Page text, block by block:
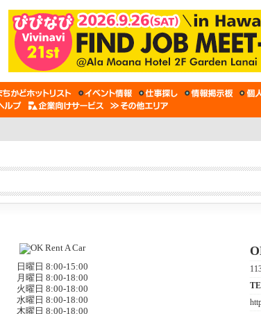
日曜日 8:00-15:00
月曜日 8:00-18:00
火曜日 8:00-18:00
水曜日 8:00-18:00
木曜日 8:00-18:00